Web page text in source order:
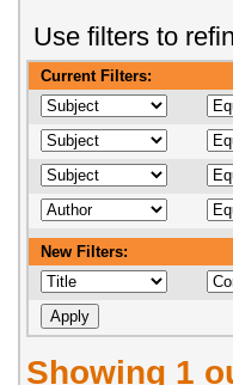
Use filters to
Current Filters:
New Filters:
Showing 1